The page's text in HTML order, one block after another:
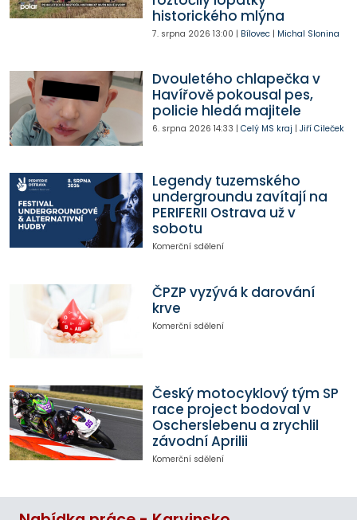
historického mlýna
7. srpna 2026 13:00 | Bílovec| Michal Slonina
Dvouletého chlapečka v
Havířově pokousal pes,
policie hledá majitele
6. srpna 2026 14:33 | Celý MS kraj | Jiří Cileček
Legendy tuzemského
undergroundu zavítají na
PERIFERII Ostrava už v
sobotu
Komerční sdělení
ČPZP vyzývá k darování
krve
Komerční sdělení
Český motocyklový tým SP
race project bodoval v
Oscherslebenu a zrychlil
závodní Aprilii
Komerční sdělení